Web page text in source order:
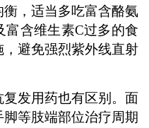
，适当多吃富含酪氨
富含维生素C过多的食
避免强烈紫外线直射
发用药也有区别。面
等肢端部位治疗周期